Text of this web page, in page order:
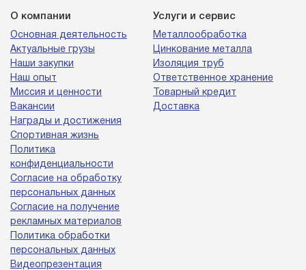
О компании
Основная деятельность
Актуальные грузы
Наши закупки
Наш опыт
Миссия и ценности
Вакансии
Награды и достижения
Спортивная жизнь
Политика
конфиденциальности
Согласие на обработку
персональных данных
Согласие на получение
рекламных материалов
Политика обработки
персональных данных
Видеопрезентация
Услуги и сервис
Металлообработка
Цинкование металла
Изоляция труб
Ответственное хранение
Товарный кредит
Доставка